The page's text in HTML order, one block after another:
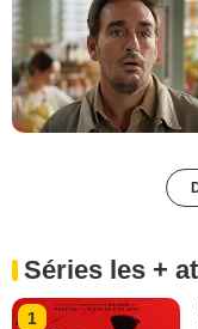
Séries les +
1